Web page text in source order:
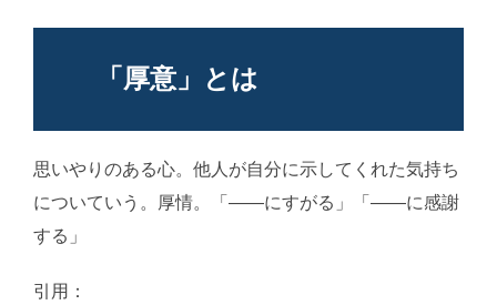
「厚意」とは
思いやりのある心。他人が自分に示してくれた気持ち
についていう。厚情。「――にすがる」「――に感謝
する」
引用：